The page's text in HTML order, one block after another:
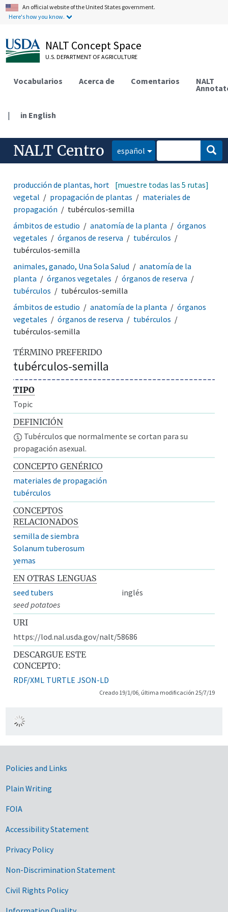
An official website of the United States government.
Here's how you know.
NALT Concept Space
U.S. DEPARTMENT OF AGRICULTURE
Vocabularios Acerca de Comentarios NALT
| in English
NALT Centro español
producción de plantas, horticultura
prácticas de cultivo
vegetal
propagación de plantas
materiales de
propagación
tubérculos-semilla
[muestre todas las 5 rutas]
ámbitos de estudio anatomía de la planta
órganos
vegetales
órganos de reserva
tubérculos
tubérculos-semilla
animales, ganado, Una Sola Salud
anatomía de la
planta
órganos vegetales
órganos de reserva
tubérculos
tubérculos-semilla
ámbitos de estudio
anatomía de la planta
órganos
vegetales
órganos de reserva
tubérculos
tubérculos-semilla
TÉRMINO PREFERIDO
tubérculos-semilla
TIPO
Topic
DEFINICIÓN
Tubérculos que normalmente se cortan para su
propagación asexual.
CONCEPTO GENÉRICO
materiales de propagación
tubérculos
CONCEPTOS
RELACIONADOS
semilla de siembra
Solanum tuberosum
yemas
EN OTRAS LENGUAS
seed tubers
inglés
seed potatoes
URI
https://lod.nal.usda.gov/nalt/58686
DESCARGUE ESTE
CONCEPTO:
RDF/XML TURTLE JSON-LD
Creado 19/1/06, última modificación 25/7/19
Government Links
Policies and Links
Plain Writing
FOIA
Accessibility Statement
Privacy Policy
Non-Discrimination Statement
Civil Rights Policy